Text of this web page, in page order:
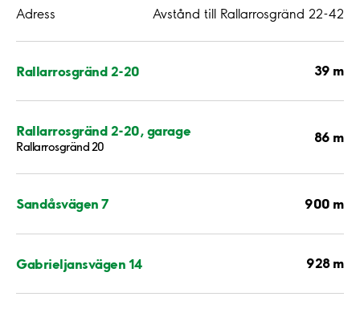
Adress Avstånd till Rallarrosgränd 22-42
Rallarrosgränd 2-20 39 m
Rallarrosgränd 2-20, garage
Rallarrosgränd 20
86 m
Sandåsvägen 7 900 m
Gabrieljansvägen 14 928 m